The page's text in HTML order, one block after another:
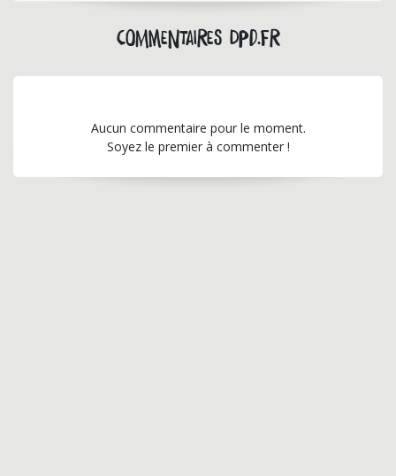
Commentaires dpd.fr
Aucun commentaire pour le moment.
Soyez le premier à commenter !